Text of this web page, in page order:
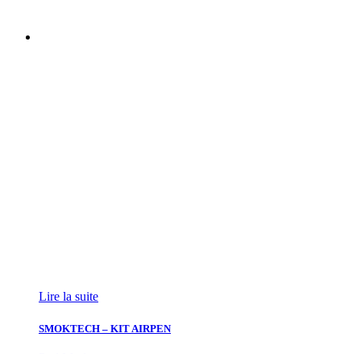
Lire la suite
SMOKTECH – KIT AIRPEN